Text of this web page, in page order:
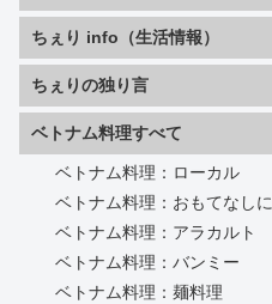
ちぇり info（生活情報）
ちぇりの独り言
ベトナム料理すべて
ベトナム料理：ローカル
ベトナム料理：おもてなしに
ベトナム料理：アラカルト
ベトナム料理：バンミー
ベトナム料理：麺料理